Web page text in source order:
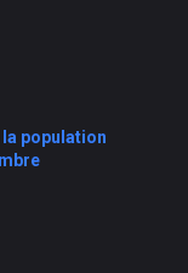
population